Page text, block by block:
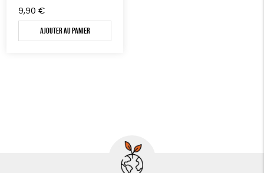
9,90 €
Ajouter au panier